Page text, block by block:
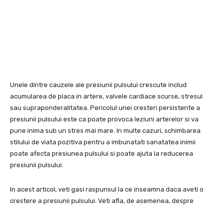
Unele dintre cauzele ale presiunii pulsului crescute includ
acumularea de placa in artere, valvele cardiace scurse, stresul
sau supraponderalitatea. Pericolul unei cresteri persistente a
presiunii pulsului este ca poate provoca leziuni arterelor si va
pune inima sub un stres mai mare. In multe cazuri, schimbarea
stilului de viata pozitiva pentru a imbunatati sanatatea inimii
poate afecta presiunea pulsului si poate ajuta la reducerea
presiunii pulsului.
In acest articol, veti gasi raspunsul la ce inseamna daca aveti o
crestere a presiunii pulsului. Veti afla, de asemenea, despre